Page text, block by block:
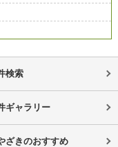
検索
ギャラリー
ざきのおすすめ